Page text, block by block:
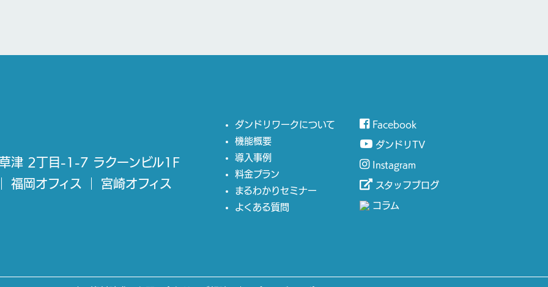
津 2丁目-1-7 ラクーンビル1F
福岡オフィス
宮崎オフィス
ダンドリワークについて
機能概要
導入事例
料金プラン
まるわかりセミナー
よくある質問
Facebook
ダンドリTV
Instagram
スタッフブログ
コラム